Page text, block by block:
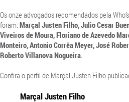
Os onze advogados recomendados pela
foram: Marçal Justen Filho, Julio Cesar
Viveiros de Moura, Floriano de Azevedo
Monteiro, Antonio Corrêa Meyer, José
Roberto Villanova Nogueira.
Confira o perfil de Marçal Justen Filho
Marçal Justen Filho